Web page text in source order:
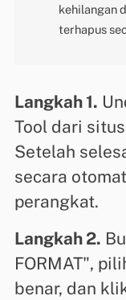
kehilangan
terhapus
Langkah 1.
Tool dari
Setelah
secara
perangkat.
Langkah 2.
FORMAT",
benar, dan